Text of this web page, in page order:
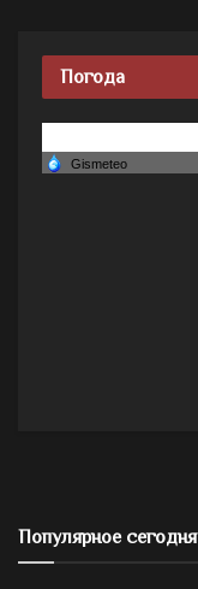
Погода
Популярное сегодня